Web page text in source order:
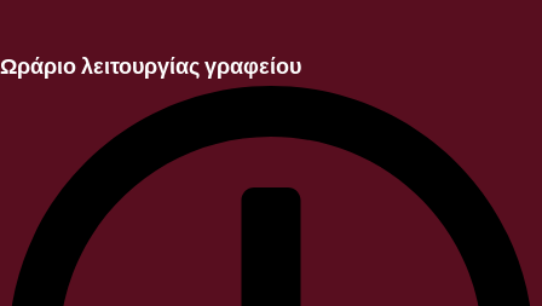
Ωράριο λειτουργίας γραφείου